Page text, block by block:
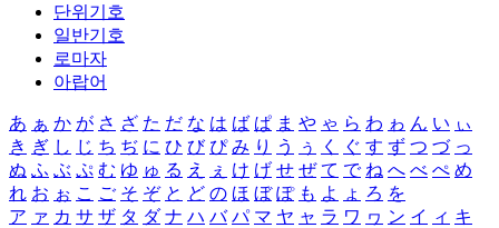
단위기호
일반기호
로마자
아랍어
あ ぁ か が さ ざ た だ な は ば ぱ ま や ゃ ら わ ゎ ん い ぃ
き ぎ し じ ち ぢ に ひ び ぴ み り う ぅ く ぐ す ず つ づ っ
ぬ ふ ぶ ぷ む ゆ ゅ る え ぇ け げ せ ぜ て で ね へ べ ぺ め
れ お ぉ こ ご そ ぞ と ど の ほ ぼ ぽ も よ ょ ろ を
ア ァ カ サ ザ タ ダ ナ ハ バ パ マ ヤ ャ ラ ワ ヮ ン イ ィ キ